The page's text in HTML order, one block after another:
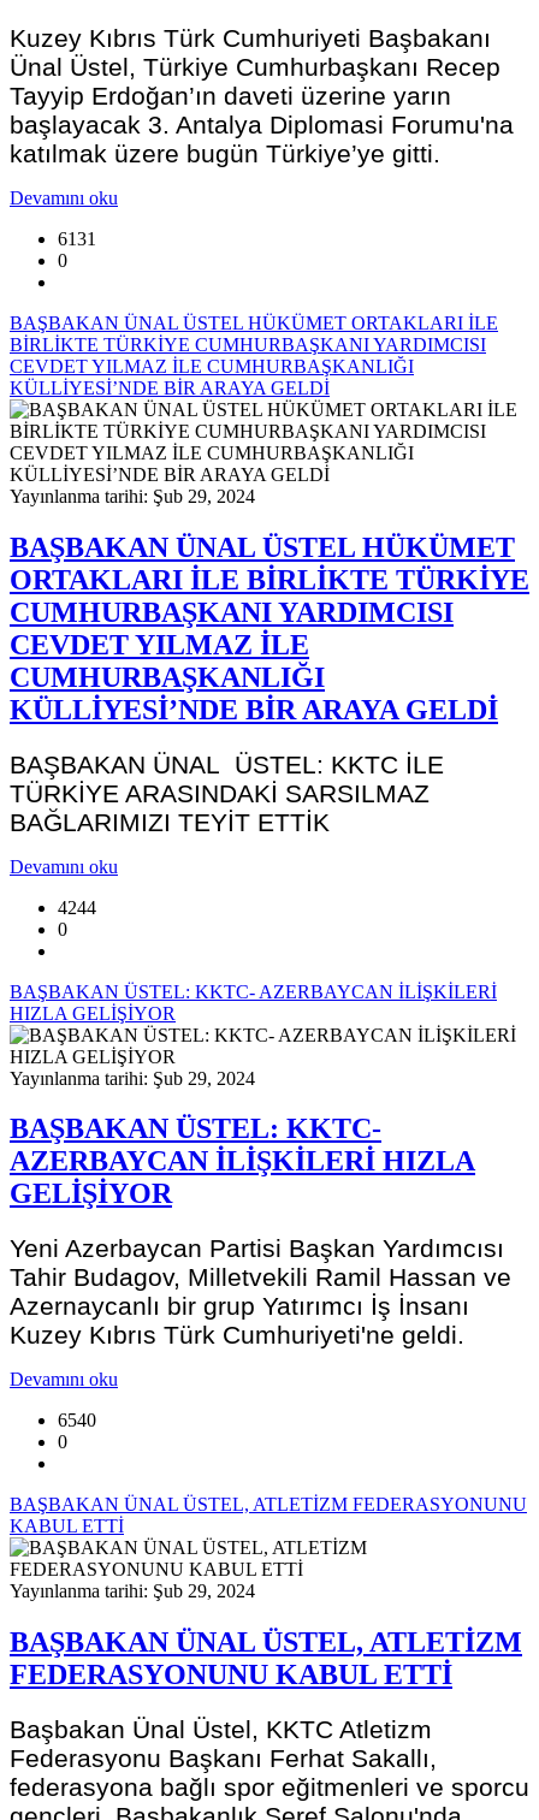
Kuzey Kıbrıs Türk Cumhuriyeti Başbakanı
Ünal Üstel, Türkiye Cumhurbaşkanı Recep
Tayyip Erdoğan’ın daveti üzerine yarın
başlayacak 3. Antalya Diplomasi Forumu'na
katılmak üzere bugün Türkiye’ye gitti.
Devamını oku
6131
0
BAŞBAKAN ÜNAL ÜSTEL HÜKÜMET ORTAKLARI İLE
BİRLİKTE TÜRKİYE CUMHURBAŞKANI YARDIMCISI
CEVDET YILMAZ İLE CUMHURBAŞKANLIĞI
KÜLLİYESİ’NDE BİR ARAYA GELDİ
Yayınlanma tarihi: Şub 29, 2024
BAŞBAKAN ÜNAL ÜSTEL HÜKÜMET
ORTAKLARI İLE BİRLİKTE TÜRKİYE
CUMHURBAŞKANI YARDIMCISI
CEVDET YILMAZ İLE
CUMHURBAŞKANLIĞI
KÜLLİYESİ’NDE BİR ARAYA GELDİ
BAŞBAKAN ÜNAL ÜSTEL: KKTC İLE
TÜRKİYE ARASINDAKİ SARSILMAZ
BAĞLARIMIZI TEYİT ETTİK
Devamını oku
4244
0
BAŞBAKAN ÜSTEL: KKTC- AZERBAYCAN İLİŞKİLERİ
HIZLA GELİŞİYOR
Yayınlanma tarihi: Şub 29, 2024
BAŞBAKAN ÜSTEL: KKTC-
AZERBAYCAN İLİŞKİLERİ HIZLA
GELİŞİYOR
Yeni Azerbaycan Partisi Başkan Yardımcısı
Tahir Budagov, Milletvekili Ramil Hassan ve
Azernaycanlı bir grup Yatırımcı İş İnsanı
Kuzey Kıbrıs Türk Cumhuriyeti'ne geldi.
Devamını oku
6540
0
BAŞBAKAN ÜNAL ÜSTEL, ATLETİZM FEDERASYONUNU
KABUL ETTİ
Yayınlanma tarihi: Şub 29, 2024
BAŞBAKAN ÜNAL ÜSTEL, ATLETİZM
FEDERASYONUNU KABUL ETTİ
Başbakan Ünal Üstel, KKTC Atletizm
Federasyonu Başkanı Ferhat Sakallı,
federasyona bağlı spor eğitmenleri ve sporcu